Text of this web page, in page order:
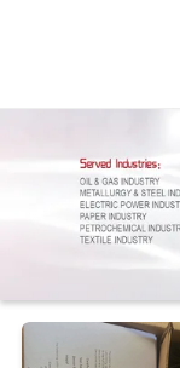
MAISON
Rights